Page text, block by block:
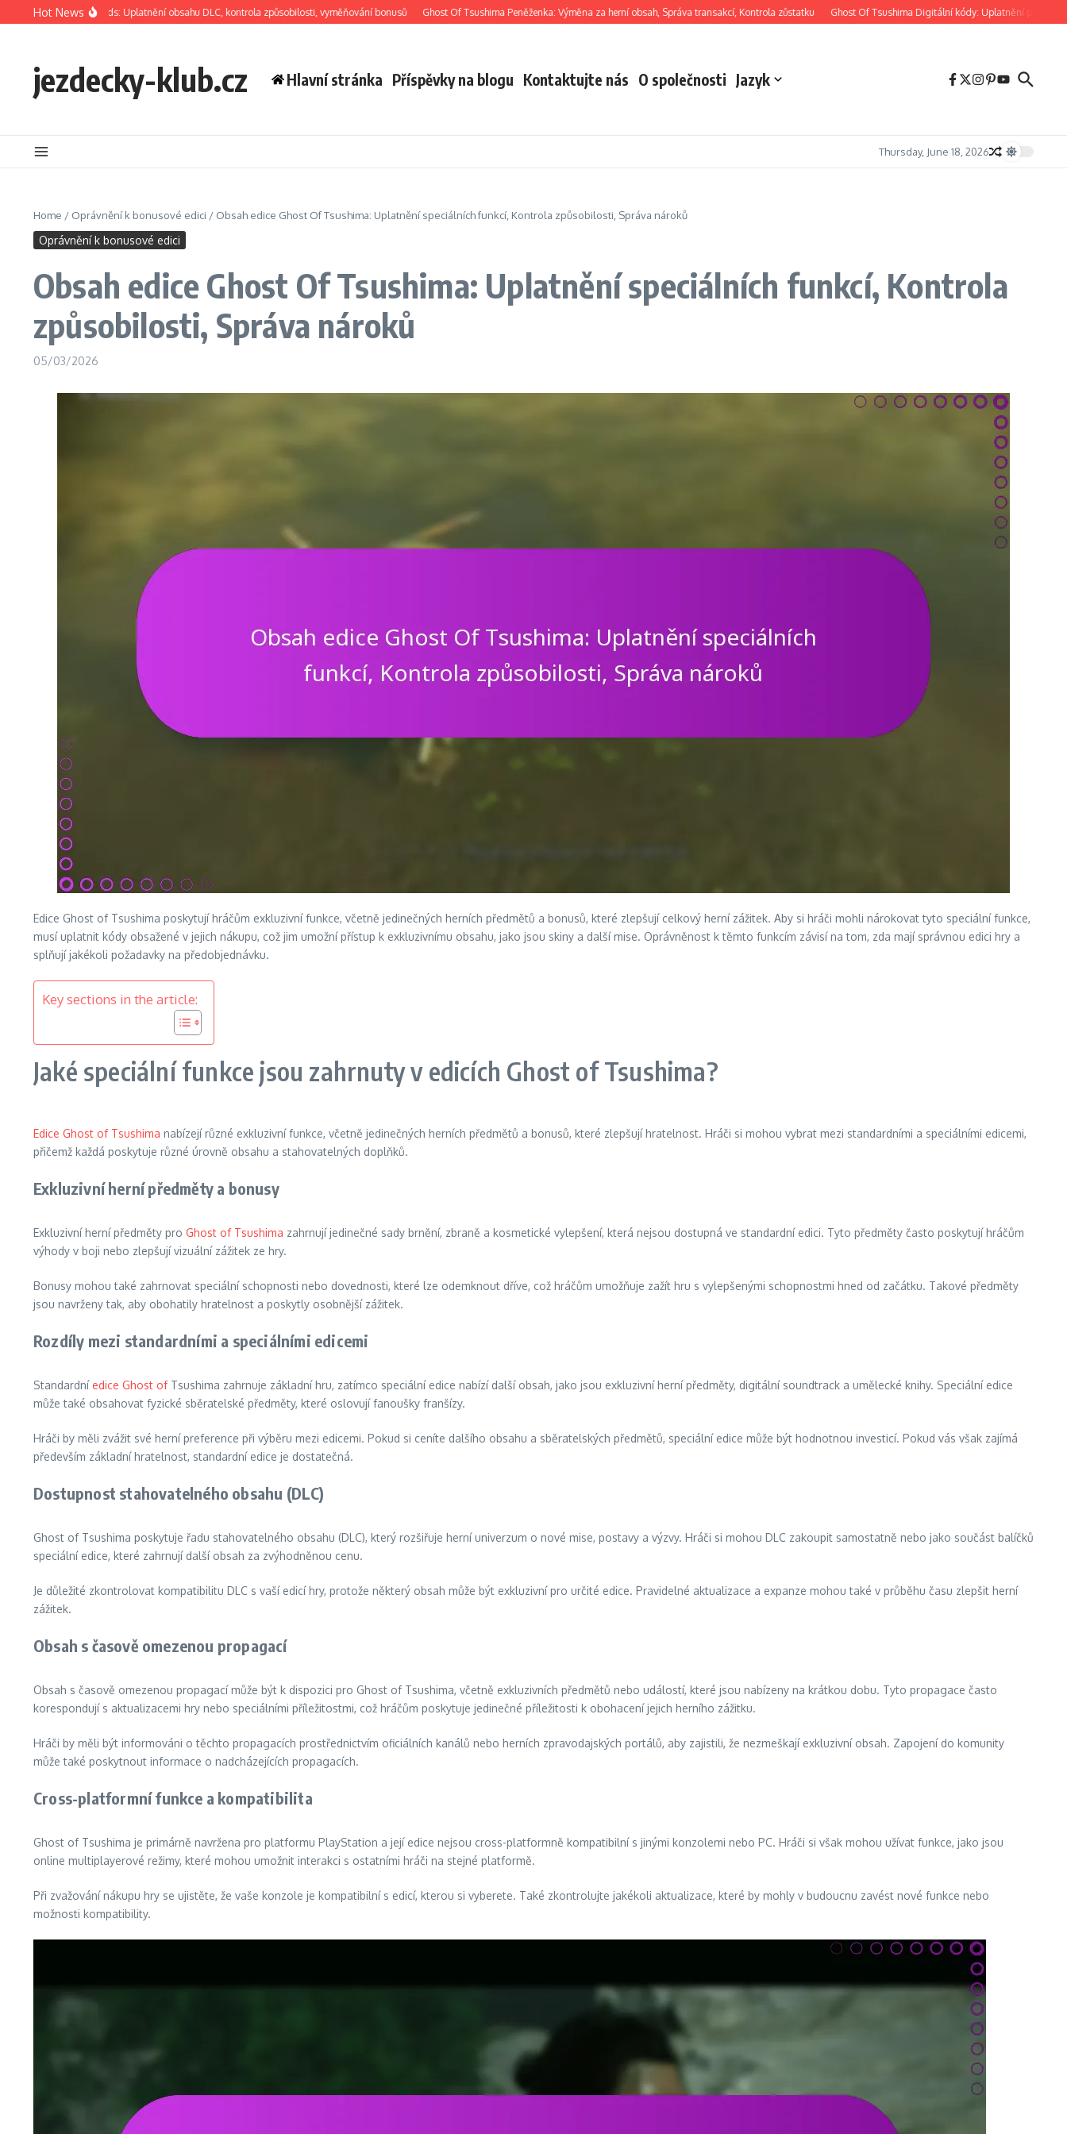
Skip to content
Hot News
Tsushima Legends: Uplatnění obsahu DLC, kontrola způsobilosti, vyměňování bonusů Ghost Of Tsushima Peněženka: Výměna za herní obsah, Správa transakcí, Kontrola zůstatku Ghost Of Tsushima Digitální kódy: Uplatnění pro bonusový
jezdecky-klub.cz Hlavní stránka Příspěvky na blogu Kontaktujte nás O společnosti Jazyk
Thursday, June 18, 2026
Home / Oprávnění k bonusové edici / Obsah edice Ghost Of Tsushima: Uplatnění speciálních funkcí, Kontrola způsobilosti, Správa nároků
Oprávnění k bonusové edici
Obsah edice Ghost Of Tsushima: Uplatnění speciálních funkcí, Kontrola
způsobilosti, Správa nároků
05/03/2026
Edice Ghost of Tsushima poskytují hráčům exkluzivní funkce, včetně jedinečných herních předmětů a bonusů, které zlepšují celkový herní zážitek. Aby si hráči mohli nárokovat tyto speciální funkce,
musí uplatnit kódy obsažené v jejich nákupu, což jim umožní přístup k exkluzivnímu obsahu, jako jsou skiny a další mise. Oprávněnost k těmto funkcím závisí na tom, zda mají správnou edici hry a
splňují jakékoli požadavky na předobjednávku.
Key sections in the article:
Jaké speciální funkce jsou zahrnuty v edicích Ghost of Tsushima?
Edice Ghost of Tsushima nabízejí různé exkluzivní funkce, včetně jedinečných herních předmětů a bonusů, které zlepšují hratelnost. Hráči si mohou vybrat mezi standardními a speciálními edicemi,
přičemž každá poskytuje různé úrovně obsahu a stahovatelných doplňků.
Exkluzivní herní předměty a bonusy
Exkluzivní herní předměty pro Ghost of Tsushima zahrnují jedinečné sady brnění, zbraně a kosmetické vylepšení, která nejsou dostupná ve standardní edici. Tyto předměty často poskytují hráčům
výhody v boji nebo zlepšují vizuální zážitek ze hry.
Bonusy mohou také zahrnovat speciální schopnosti nebo dovednosti, které lze odemknout dříve, což hráčům umožňuje zažít hru s vylepšenými schopnostmi hned od začátku. Takové předměty
jsou navrženy tak, aby obohatily hratelnost a poskytly osobnější zážitek.
Rozdíly mezi standardními a speciálními edicemi
Standardní edice Ghost ofTsushima zahrnuje základní hru, zatímco speciální edice nabízí další obsah, jako jsou exkluzivní herní předměty, digitální soundtrack a umělecké knihy. Speciální edice
může také obsahovat fyzické sběratelské předměty, které oslovují fanoušky franšízy.
Hráči by měli zvážit své herní preference při výběru mezi edicemi. Pokud si ceníte dalšího obsahu a sběratelských předmětů, speciální edice může být hodnotnou investicí. Pokud vás však zajímá
především základní hratelnost, standardní edice je dostatečná.
Dostupnost stahovatelného obsahu (DLC)
Ghost of Tsushima poskytuje řadu stahovatelného obsahu (DLC), který rozšiřuje herní univerzum o nové mise, postavy a výzvy. Hráči si mohou DLC zakoupit samostatně nebo jako součást balíčků
speciální edice, které zahrnují další obsah za zvýhodněnou cenu.
Je důležité zkontrolovat kompatibilitu DLC s vaší edicí hry, protože některý obsah může být exkluzivní pro určité edice. Pravidelné aktualizace a expanze mohou také v průběhu času zlepšit herní
zážitek.
Obsah s časově omezenou propagací
Obsah s časově omezenou propagací může být k dispozici pro Ghost of Tsushima, včetně exkluzivních předmětů nebo událostí, které jsou nabízeny na krátkou dobu. Tyto propagace často
korespondují s aktualizacemi hry nebo speciálními příležitostmi, což hráčům poskytuje jedinečné příležitosti k obohacení jejich herního zážitku.
Hráči by měli být informováni o těchto propagacích prostřednictvím oficiálních kanálů nebo herních zpravodajských portálů, aby zajistili, že nezmeškají exkluzivní obsah. Zapojení do komunity
může také poskytnout informace o nadcházejících propagacích.
Cross-platformní funkce a kompatibilita
Ghost of Tsushima je primárně navržena pro platformu PlayStation a její edice nejsou cross-platformně kompatibilní s jinými konzolemi nebo PC. Hráči si však mohou užívat funkce, jako jsou
online multiplayerové režimy, které mohou umožnit interakci s ostatními hráči na stejné platformě.
Při zvažování nákupu hry se ujistěte, že vaše konzole je kompatibilní s edicí, kterou si vyberete. Také zkontrolujte jakékoli aktualizace, které by mohly v budoucnu zavést nové funkce nebo
možnosti kompatibility.